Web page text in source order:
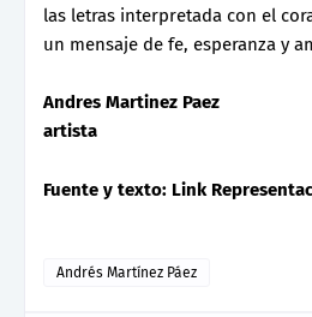
las letras interpretada con el
un mensaje de fe, esperanza y
Andres Martinez Paez
artista
Fuente y texto: Link
Andrés Martínez Páez